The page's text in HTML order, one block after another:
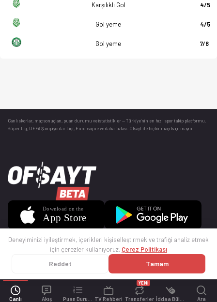
Canlı Akış TV Rehberi Transferler
YENİ
Ara
Karşılıklı Gol 4/5
Gol yeme 4/5
Gol yeme 7/8
Canlı skorlar , maç sonuçları, puan durumu ve istatistikler — Türkiye’nin en hızlı spor takip platformu.
Süper Lig, UEFA Şampiyonlar Ligi, Euroleague ve daha fazlası. Ofsayt ile hiçbir maçı kaçırmayın.
© 2025 Ofsayt
Deneyiminizi iyileştirmek, içerikleri kişiselleştirmek ve trafiği analiz etmek
için çerezler kullanıyoruz. Çerez Politikası
Reddet Tamam